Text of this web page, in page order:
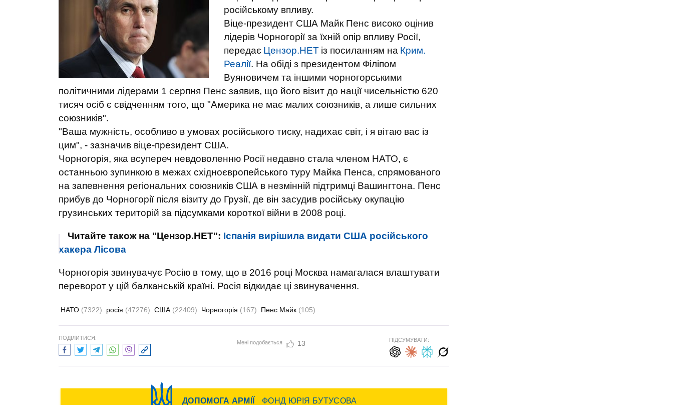
російському впливу.
Віце-президент США Майк Пенс високо оцінив
лідерів Чорногорії за їхній опір впливу Росії,
передає Цензор.НЕТ із посиланням на Крим.
Реалії. На обіді з президентом Філіпом
Вуяновичем та іншими чорногорськими
політичними лідерами 1 серпня Пенс заявив, що його візит до нації чисельністю 620
тисяч осіб є свідченням того, що "Америка не має малих союзників, а лише сильних
союзників".
"Ваша мужність, особливо в умовах російського тиску, надихає світ, і я вітаю вас із
цим", - зазначив віце-президент США.
Чорногорія, яка всупереч невдоволенню Росії недавно стала членом НАТО, є
останньою зупинкою в межах східноєвропейського туру Майка Пенса, спрямованого
на запевнення регіональних союзників США в незмінній підтримці Вашингтона. Пенс
прибув до Чорногорії після візиту до Грузії, де він засудив російську окупацію
грузинських територій за підсумками короткої війни в 2008 році.
Читайте також на "Цензор.НЕТ": Іспанія вирішила видати США російського
хакера Лісова
Чорногорія звинувачує Росію в тому, що в 2016 році Москва намагалася влаштувати
переворот у цій балканській країні. Росія відкидає ці звинувачення.
НАТО (7322) росія (47276) США (22409) Чорногорія (167) Пенс Майк (105)
ПОДІЛИТИСЯ:
Мені подобається 13 ПІДСУМУВАТИ: